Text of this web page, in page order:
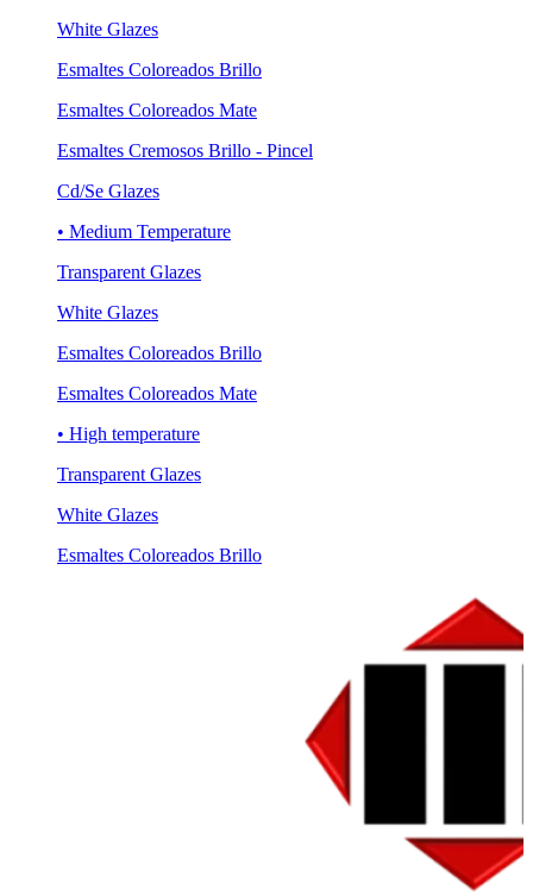
White Glazes
Esmaltes Coloreados Brillo
Esmaltes Coloreados Mate
Esmaltes Cremosos Brillo - Pincel
Cd/Se Glazes
• Medium Temperature
Transparent Glazes
White Glazes
Esmaltes Coloreados Brillo
Esmaltes Coloreados Mate
• High temperature
Transparent Glazes
White Glazes
Esmaltes Coloreados Brillo